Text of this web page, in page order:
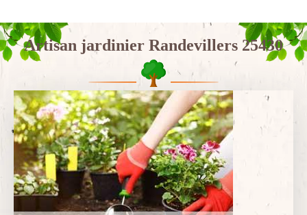
Artisan jardinier Randevillers 25430